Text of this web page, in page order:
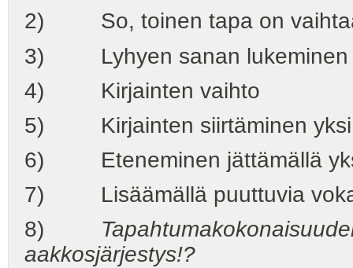
2) So, toinen tapa on vaihtaa
3) Lyhyen sanan lukeminen
4) Kirjainten vaihto
5) Kirjainten siirtäminen yksi
6) Eteneminen jättämällä
7) Lisäämällä puuttuvia
8)
aakkosjärjestys!?